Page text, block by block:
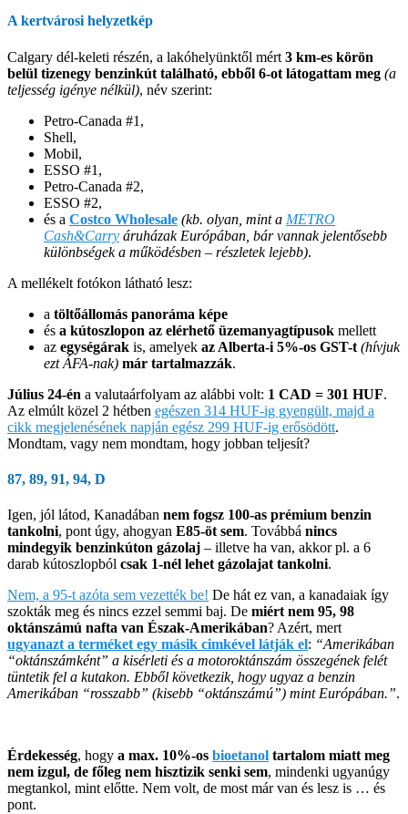
A kertvárosi helyzetkép
Calgary dél-keleti részén, a lakóhelyünktől mért 3 km-es körön
belül tizenegy benzinkút található, ebből 6-ot látogattam meg (a
teljesség igénye nélkül), név szerint:
Petro-Canada #1,
Shell,
Mobil,
ESSO #1,
Petro-Canada #2,
ESSO #2,
és a Costco Wholesale (kb. olyan, mint a METRO
Cash&Carry áruházak Európában, bár vannak jelentősebb
különbségek a működésben – részletek lejebb).
A mellékelt fotókon látható lesz:
a töltőállomás panoráma képe
és a kútoszlopon az elérhető üzemanyagtípusok mellett
az egységárak is, amelyek az Alberta-i 5%-os GST-t (hívjuk
ezt ÁFA-nak) már tartalmazzák.
Július 24-én a valutaárfolyam az alábbi volt: 1 CAD = 301 HUF.
Az elmúlt közel 2 hétben egészen 314 HUF-ig gyengült, majd a
cikk megjelenésének napján egész 299 HUF-ig erősödött.
Mondtam, vagy nem mondtam, hogy jobban teljesít?
87, 89, 91, 94, D
Igen, jól látod, Kanadában nem fogsz 100-as prémium benzin
tankolni, pont úgy, ahogyan E85-öt sem. Továbbá nincs
mindegyik benzinkúton gázolaj – illetve ha van, akkor pl. a 6
darab kútoszlopból csak 1-nél lehet gázolajat tankolni.
Nem, a 95-t azóta sem vezették be! De hát ez van, a kanadaiak így
szokták meg és nincs ezzel semmi baj. De miért nem 95, 98
oktánszámú nafta van Észak-Amerikában? Azért, mert
ugyanazt a terméket egy másik cimkével látják el: “Amerikában
“oktánszámként” a kisérleti és a motoroktánszám összegének felét
tüntetik fel a kutakon. Ebből következik, hogy ugyaz a benzin
Amerikában “rosszabb” (kisebb “oktánszámú”) mint Európában.”.
Érdekesség, hogy a max. 10%-os bioetanol tartalom miatt meg
nem izgul, de főleg nem hisztizik senki sem, mindenki ugyanúgy
megtankol, mint előtte. Nem volt, de most már van és lesz is … és
pont.